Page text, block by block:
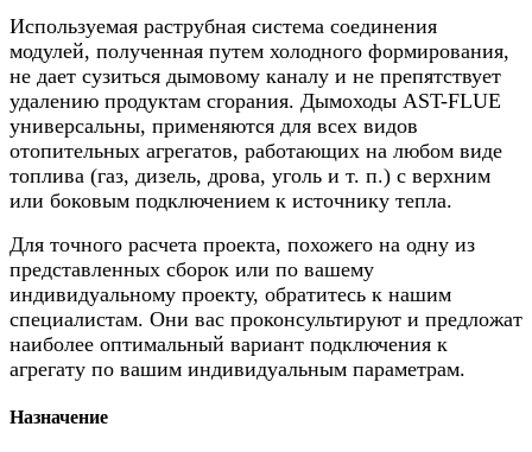
Используемая раструбная система соединения
модулей, полученная путем холодного формирования,
не дает сузиться дымовому каналу и не препятствует
удалению продуктам сгорания. Дымоходы AST-FLUE
универсальны, применяются для всех видов
отопительных агрегатов, работающих на любом виде
топлива (газ, дизель, дрова, уголь и т. п.) с верхним
или боковым подключением к источнику тепла.
Для точного расчета проекта, похожего на одну из
представленных сборок или по вашему
индивидуальному проекту, обратитесь к нашим
специалистам. Они вас проконсультируют и предложат
наиболее оптимальный вариант подключения к
агрегату по вашим индивидуальным параметрам.
Назначение